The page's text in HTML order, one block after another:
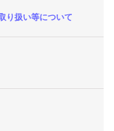
り扱い等について